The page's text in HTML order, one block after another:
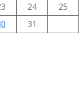
24
25
31